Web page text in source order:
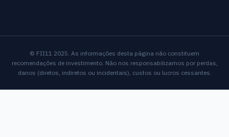
© FII11 2025. As informações desta página não constituem
recomendações de investimento. Não nos responsabilizamos por perdas,
danos (diretos, indiretos ou incidentais), custos ou lucros cessantes.